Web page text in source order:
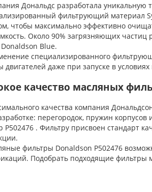
Дональдс разработала уникальную
фильтрующий материал
чтобы максимально эффективно
Около 90% загрязняющих
Blue.
специализированного
двигателей даже при запуске в
качество масляных
качества компания
перегородок, пружин
P502476 . Фильтру присвоен стандарт
фильтры Donaldson P502476
Подобрать подходящие фильтры